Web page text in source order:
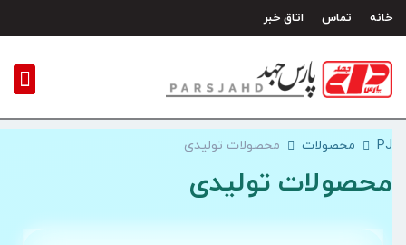
خانه تماس اتاق خبر
PJ محصولات محصولات تولیدی
محصولات تولیدی